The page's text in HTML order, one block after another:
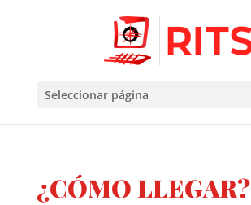
Seleccionar página
¿CÓMO LLEGAR?